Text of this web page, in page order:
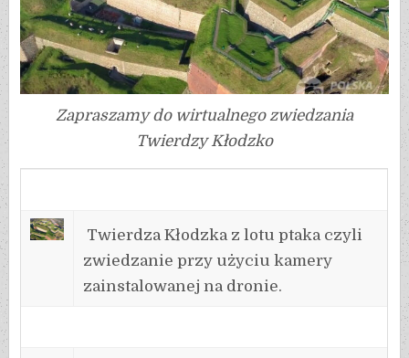
Zapraszamy do wirtualnego zwiedzania
Twierdzy Kłodzko
Twierdza Kłodzka z lotu ptaka czyli
zwiedzanie przy użyciu kamery
zainstalowanej na dronie.